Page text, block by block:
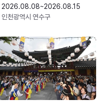
2026.08.08~2026.08.15
인천광역시 연수구